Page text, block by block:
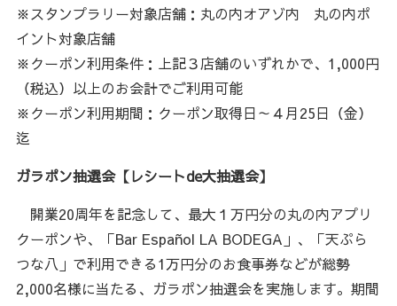
※スタンプラリー対象店舗：丸の内オアゾ内 丸の内ポ
イント対象店舗
※クーポン利用条件：上記３店舗のいずれかで、1,000円
（税込）以上のお会計でご利用可能
※クーポン利用期間：クーポン取得日～４月25日（金）
迄
ガラポン抽選会【レシートde大抽選会】
開業20周年を記念して、最大１万円分の丸の内アプリ
クーポンや、「Bar Español LA BODEGA」、「天ぷら
つな八」で利用できる1万円分のお食事券などが総勢
2,000名様に当たる、ガラポン抽選会を実施します。期間